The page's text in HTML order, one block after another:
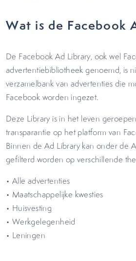
Wat is de Facebook
De Facebook Ad Library, ook wel
advertentiebibliotheek genoemd, is
verzamelbank van advertenties die
Facebook worden ingezet.
Deze Library is in het leven
transparantie op het platform van
Binnen de Ad Library kan onder de
gefilterd worden op verschillende
• Alle advertenties
• Maatschappelijke kwesties
• Huisvesting
• Werkgelegenheid
• Leningen